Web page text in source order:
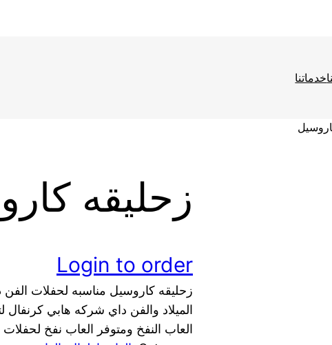
خدماتنا
زحليقه
Login to order
زحليقه كاروسيل مناسبه لحفلات
الميلاد والفن داي شركه هابي كرنفال
العاب النفخ ومتوفر العاب نفخ لحفلات